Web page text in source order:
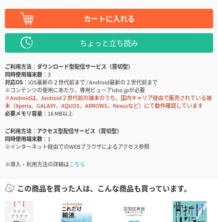
カートに入れる
ちょっと立ち読み
ご利用方法
ダウンロード型配信サービス（買切型）
同時使用端末数
3
対応OS
iOS最新の２世代前まで / Android最新の２世代前まで
※コンテンツの使用にあたり、専用ビューアisho.jpが必要
※Androidは、Android２世代前の端末のうち、国内キャリア経由で販売されている端
末（Xperia、GALAXY、AQUOS、ARROWS、Nexusなど）にて動作確認しています
必要メモリ容量
16 MB以上
ご利用方法
アクセス型配信サービス（買切型）
同時使用端末数
1
※インターネット経由でのWEBブラウザによるアクセス参照
※導入・利用方法の詳細はこちら
この商品を買った人は、こんな商品も買っています。